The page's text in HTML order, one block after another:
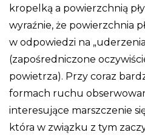
kropelką a powierzchnią
wyraźnie, że powierzchnia
w odpowiedzi na
(zapośredniczone
powietrza). Przy coraz
formach ruchu
interesujące marszczenie
która w związku z tym